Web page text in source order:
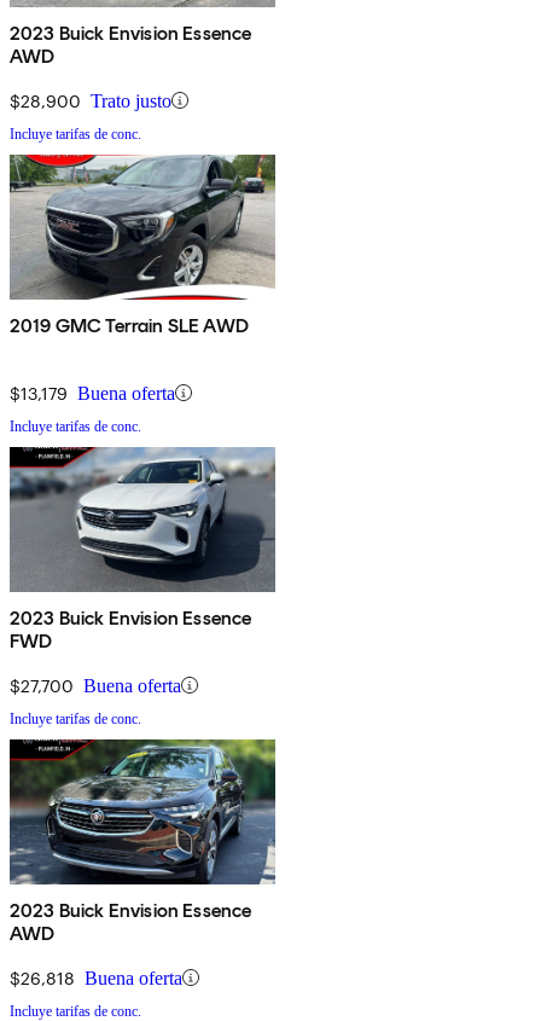
2023 Buick Envision Essence
AWD
$28,900 Trato justo
Incluye tarifas de conc.
2019 GMC Terrain SLE AWD
$13,179 Buena oferta
Incluye tarifas de conc.
2023 Buick Envision Essence
FWD
$27,700 Buena oferta
Incluye tarifas de conc.
2023 Buick Envision Essence
AWD
$26,818 Buena oferta
Incluye tarifas de conc.